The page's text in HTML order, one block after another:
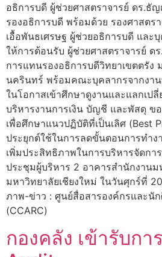
อธิการบดี ผู้ช่วยศาสตราจารย์ ดร.
รองอธิการบดี พร้อมด้วย รองศาสต
เอื้อพันธเศรษฐ ผู้ช่วยอธิการบดี และ
ให้การต้อนรับ ผู้ช่วยศาสตราจารย์ ด
การแทนรองอธิการบดีวิทยาเขตตรัง
นครินทร์ พร้อมคณะบุคลากรจากงา
ในโอกาสเข้าศึกษาดูงานและแลกเป
บริหารงานการเงิน บัญชี และพัสดุ ข
เพื่อศึกษาแนวปฏิบัติที่เป็นเลิศ (Best
ประยุกต์ใช้ในการลดขั้นตอนการทำง
เพิ่มประสิทธิภาพในการบริหารจัดก
ประชุมผู้บริหาร 2 อาคารสำนักงานม
มหาวิทยาลัยเชียงใหม่ ในวันศุกร์ที่
ภาพ-ข่าว : ศูนย์สื่อสารองค์กรและนั
(CCARC)
กองคลัง เข้ารับกา